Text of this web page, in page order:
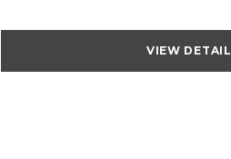
VIEW DETAIL